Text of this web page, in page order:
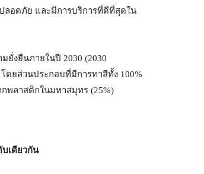
ลอดภัย และมีการบริการที่ดีที่สุดใน
ยั่งยืนภายในปี 2030 (2030
โดยส่วนประกอบที่มีการทาสีทั้ง 100%
พลาสติกในมหาสมุทร (25%)
เดียวกัน